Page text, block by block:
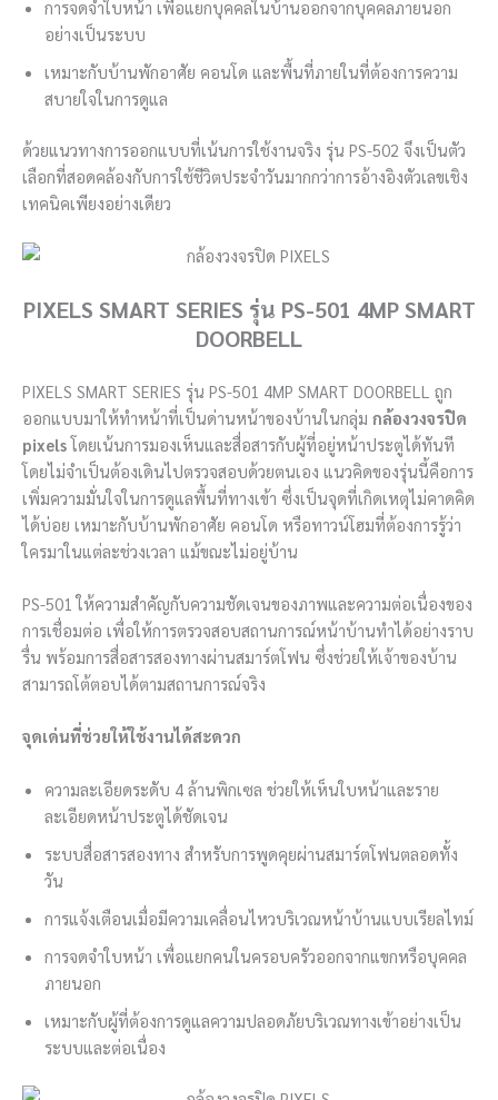
การจดจำใบหน้า เพื่อแยกบุคคลในบ้านออกจากบุคคลภายนอก
อย่างเป็นระบบ
เหมาะกับบ้านพักอาศัย คอนโด และพื้นที่ภายในที่ต้องการความ
สบายใจในการดูแล
ด้วยแนวทางการออกแบบที่เน้นการใช้งานจริง รุ่น PS-502 จึงเป็นตัว
เลือกที่สอดคล้องกับการใช้ชีวิตประจำวันมากกว่าการอ้างอิงตัวเลขเชิง
เทคนิคเพียงอย่างเดียว
PIXELS SMART SERIES รุ่น PS-501 4MP SMART
DOORBELL
PIXELS SMART SERIES รุ่น PS-501 4MP SMART DOORBELL ถูก
ออกแบบมาให้ทำหน้าที่เป็นด่านหน้าของบ้านในกลุ่ม กล้องวงจรปิด
pixelsโดยเน้นการมองเห็นและสื่อสารกับผู้ที่อยู่หน้าประตูได้ทันที
โดยไม่จำเป็นต้องเดินไปตรวจสอบด้วยตนเอง แนวคิดของรุ่นนี้คือการ
เพิ่มความมั่นใจในการดูแลพื้นที่ทางเข้า ซึ่งเป็นจุดที่เกิดเหตุไม่คาดคิด
ได้บ่อย เหมาะกับบ้านพักอาศัย คอนโด หรือทาวน์โฮมที่ต้องการรู้ว่า
ใครมาในแต่ละช่วงเวลา แม้ขณะไม่อยู่บ้าน
PS-501 ให้ความสำคัญกับความชัดเจนของภาพและความต่อเนื่องของ
การเชื่อมต่อ เพื่อให้การตรวจสอบสถานการณ์หน้าบ้านทำได้อย่างราบ
รื่น พร้อมการสื่อสารสองทางผ่านสมาร์ตโฟน ซึ่งช่วยให้เจ้าของบ้าน
สามารถโต้ตอบได้ตามสถานการณ์จริง
จุดเด่นที่ช่วยให้ใช้งานได้สะดวก
ความละเอียดระดับ 4 ล้านพิกเซล ช่วยให้เห็นใบหน้าและราย
ละเอียดหน้าประตูได้ชัดเจน
ระบบสื่อสารสองทาง สำหรับการพูดคุยผ่านสมาร์ตโฟนตลอดทั้ง
วัน
การแจ้งเตือนเมื่อมีความเคลื่อนไหวบริเวณหน้าบ้านแบบเรียลไทม์
การจดจำใบหน้า เพื่อแยกคนในครอบครัวออกจากแขกหรือบุคคล
ภายนอก
เหมาะกับผู้ที่ต้องการดูแลความปลอดภัยบริเวณทางเข้าอย่างเป็น
ระบบและต่อเนื่อง